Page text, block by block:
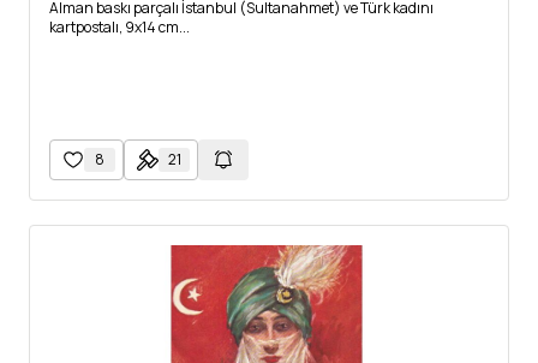
Alman baskı parçalı İstanbul (Sultanahmet) ve Türk kadını
kartpostalı, 9x14 cm...
8 21